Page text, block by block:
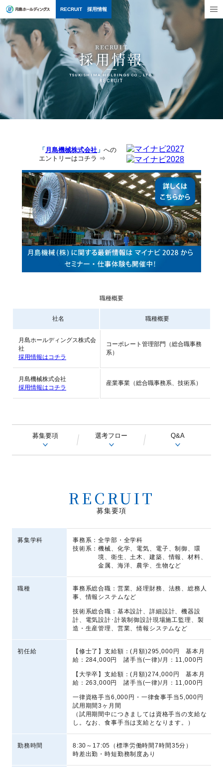
RECRUIT 採用情報
RECRUIT
採用情報
TSUKISHIMA HOLDINGS CO., LTD.
RECRUIT
「 月島機械株式会社 」 への
エントリーはコチラ ⇒
職種概要
社名 職種概要
月島ホールディングス株式会
社
採用情報はコチラ
コーポレート管理部門（総合職事務
系）
月島機械株式会社
採用情報はコチラ
産業事業（総合職事務系、技術系）
募集要項 選考フロー Q&A
RECRUIT
募集要項
募集学科 事務系：全学部・全学科
技術系：機械、化学、電気、電子、制御、環
境、衛生、土木、建築、情報、材料、
金属、海洋、農学、生物など
職種 事務系総合職： 営業、経理財務、法務、総務人
事、情報システムなど
技術系総合職： 基本設計、詳細設計、機器設
計、電気設計･計装制御設計現場施工監理、製
造・生産管理、営業、情報システムなど
初任給 【修士了】支給額：(月額)295,000円 基本月
給：284,000円 諸手当(一律)/月：11,000円
【大学卒】支給額：(月額)274,000円 基本月
給：263,000円 諸手当(一律)/月：11,000円
一律資格手当6,000円・一律食事手当5,000円
試用期間3ヶ月間
（試用期間中につきましては資格手当の支給な
し。なお、食事手当は支給となります。）
勤務時間
8:30～17:05（標準労働時間7時間35分）
時差出勤・時短勤務制度あり